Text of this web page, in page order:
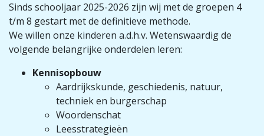
Sinds schooljaar 2025-2026 zijn wij met de groepen 4
t/m 8 gestart met de definitieve methode.
We willen onze kinderen a.d.h.v. Wetenswaardig de
volgende belangrijke onderdelen leren:
Kennisopbouw
Aardrijkskunde, geschiedenis, natuur,
techniek en burgerschap​
Woordenschat​
Leesstrategieën ​